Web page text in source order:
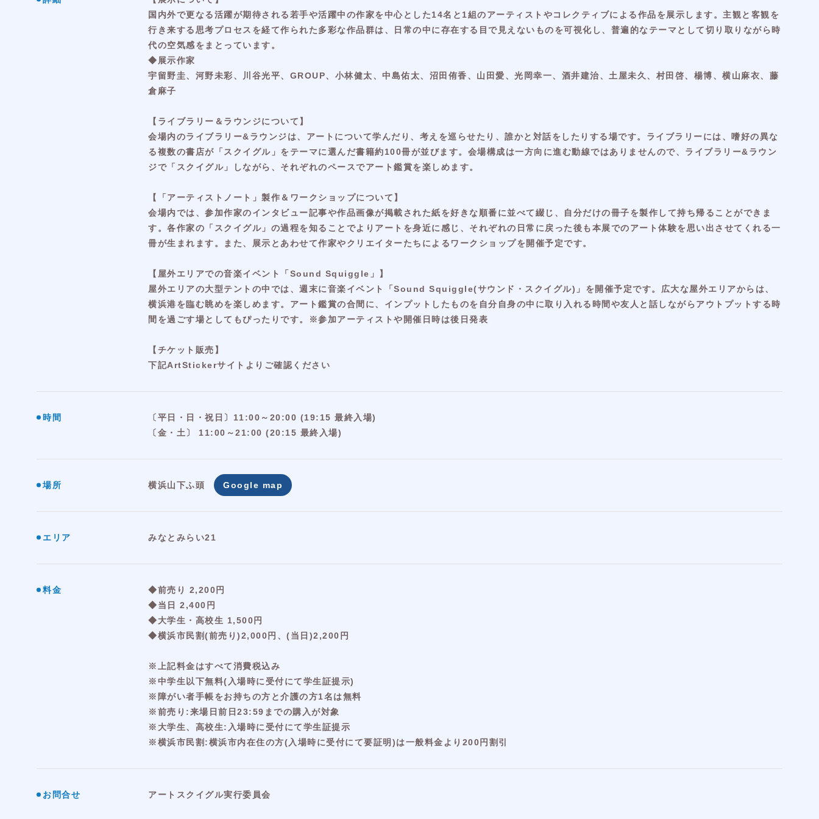
国内外で更なる活躍が期待される若手や活躍中の作家を中心とした14名と1組のアーティストやコレクティブによる作品を展示します。主観と客観を
行き来する思考プロセスを経て作られた多彩な作品群は、日常の中に存在する目で見えないものを可視化し、普遍的なテーマとして切り取りながら時
代の空気感をまとっています。
◆展示作家
宇留野圭、河野未彩、川谷光平、GROUP、小林健太、中島佑太、沼田侑香、山田愛、光岡幸一、酒井建治、土屋未久、村田啓、楊博、横山麻衣、藤
倉麻子
【ライブラリー＆ラウンジについて】
会場内のライブラリー&ラウンジは、アートについて学んだり、考えを巡らせたり、誰かと対話をしたりする場です。ライブラリーには、嗜好の異な
る複数の書店が「スクイグル」をテーマに選んだ書籍約100冊が並びます。会場構成は一方向に進む動線ではありませんので、ライブラリー&ラウン
ジで「スクイグル」しながら、それぞれのペースでアート鑑賞を楽しめます。
【「アーティストノート」製作＆ワークショップについて】
会場内では、参加作家のインタビュー記事や作品画像が掲載された紙を好きな順番に並べて綴じ、自分だけの冊子を製作して持ち帰ることができま
す。各作家の「スクイグル」の過程を知ることでよりアートを身近に感じ、それぞれの日常に戻った後も本展でのアート体験を思い出させてくれる一
冊が生まれます。また、展示とあわせて作家やクリエイターたちによるワークショップを開催予定です。
【屋外エリアでの音楽イベント「Sound Squiggle」】
屋外エリアの大型テントの中では、週末に音楽イベント「Sound Squiggle(サウンド・スクイグル)」を開催予定です。広大な屋外エリアからは、
横浜港を臨む眺めを楽しめます。アート鑑賞の合間に、インプットしたものを自分自身の中に取り入れる時間や友人と話しながらアウトプットする時
間を過ごす場としてもぴったりです。※参加アーティストや開催日時は後日発表
【チケット販売】
下記ArtStickerサイトよりご確認ください
時間
〔平日・日・祝日〕11:00～20:00 (19:15 最終入場)
〔金・土〕 11:00～21:00 (20:15 最終入場)
場所 横浜山下ふ頭 Google map
エリア みなとみらい21
料金
◆前売り 2,200円
◆当⽇ 2,400円
◆⼤学⽣・⾼校⽣ 1,500円
◆横浜市⺠割(前売り)2,000円、(当⽇)2,200円
※上記料金はすべて消費税込み
※中学⽣以下無料(入場時に受付にて学生証提示)
※障がい者⼿帳をお持ちの⽅と介護の⽅1名は無料
※前売り:来場日前日23:59までの購入が対象
※大学生、高校生:入場時に受付にて学生証提示
※横浜市⺠割:横浜市内在住の⽅(入場時に受付にて要証明)は⼀般料⾦より200円割引
お問合せ アートスクイグル実行委員会